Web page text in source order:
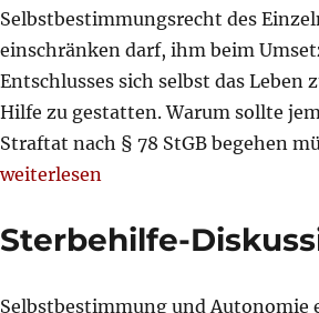
Selbstbestimmungsrecht des
einschränken darf, ihm beim
Entschlusses sich selbst das Leben
Hilfe zu gestatten. Warum sollte
Straftat nach § 78 StGB begehen
„Beihilfe zum Selbstmord (§ 78
weiterlesen
Sterbehilfe-
Selbstbestimmung und Autonomie